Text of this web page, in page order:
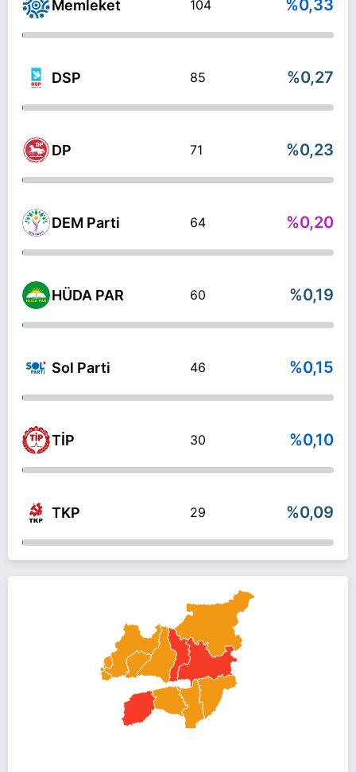
Memleket 104 %0,33
DSP 85 %0,27
DP 71 %0,23
DEM Parti 64 %0,20
HÜDA PAR 60 %0,19
Sol Parti 46 %0,15
TİP 30 %0,10
TKP 29 %0,09